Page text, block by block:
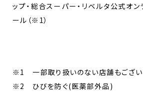
ップ・総合スーパー・リベルタ公式オン
ール（※1）
※1 一部取り扱いのない店舗もござい
※2 ひびを防ぐ(医薬部外品)